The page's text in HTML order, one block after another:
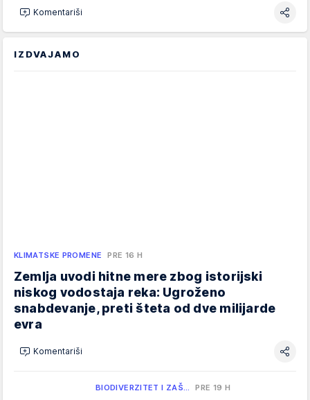
Komentariši
IZDVAJAMO
KLIMATSKE PROMENE PRE 16 H
Zemlja uvodi hitne mere zbog istorijski
niskog vodostaja reka: Ugroženo
snabdevanje, preti šteta od dve milijarde
evra
Komentariši
BIODIVERZITET I ZAŠ… PRE 19 H